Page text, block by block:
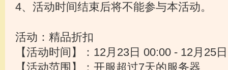
4、活动时间结束后将不能参与本活动。
活动：精品折扣
【活动时间】：12月23日 00:00 - 12月25
【活动范围】：开服超过7天的服务器